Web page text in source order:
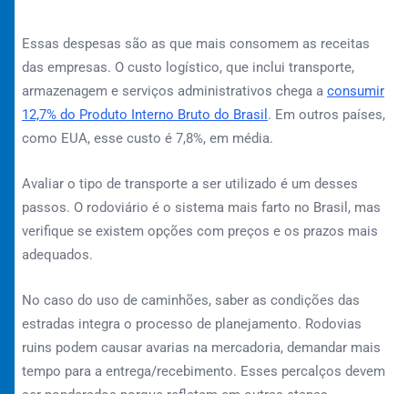
Essas despesas são as que mais consomem as receitas
das empresas. O custo logístico, que inclui transporte,
armazenagem e serviços administrativos chega a consumir
12,7% do Produto Interno Bruto do Brasil . Em outros países,
como EUA, esse custo é 7,8%, em média.
Avaliar o tipo de transporte a ser utilizado é um desses
passos. O rodoviário é o sistema mais farto no Brasil, mas
verifique se existem opções com preços e os prazos mais
adequados.
No caso do uso de caminhões, saber as condições das
estradas integra o processo de planejamento. Rodovias
ruins podem causar avarias na mercadoria, demandar mais
tempo para a entrega/recebimento. Esses percalços devem